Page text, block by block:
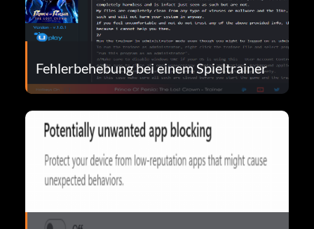
Fehlerbehebung bei einem Spieltrainer